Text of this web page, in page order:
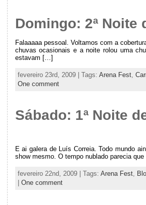
Domingo: 2ª Noite
Falaaaaa pessoal. Voltamos com a
chuvas ocasionais e a noite rolou uma
estavam […]
fevereiro 23rd, 2009 | Tags: Arena Fest,
One comment
Sábado: 1ª Noite
E ai galera de Luís Correia. Todo mundo
show mesmo. O tempo nublado parecia
fevereiro 22nd, 2009 | Tags: Arena Fest,
| One comment